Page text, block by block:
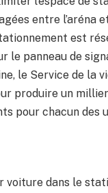
entre
est
le panneau de
le Service de la
produire un
pour chacun des
dans le